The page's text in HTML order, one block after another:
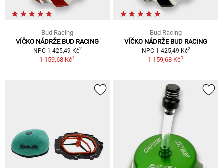
Bud Racing
VÍČKO NÁDRŽE BUD RACING
NPC 1 425,49 Kč2
1 159,68 Kč1
Bud Racing
VÍČKO NÁDRŽE BUD RACING
NPC 1 425,49 Kč2
1 159,68 Kč1